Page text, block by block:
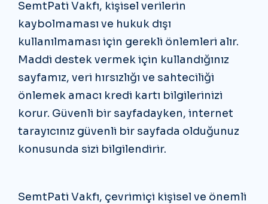
SemtPati Vakfı, kişisel verilerin
kaybolmaması ve hukuk dışı
kullanılmaması için gerekli önlemleri alır.
Maddi destek vermek için kullandığınız
sayfamız, veri hırsızlığı ve sahteciliği
önlemek amacı kredi kartı bilgilerinizi
korur. Güvenli bir sayfadayken, internet
tarayıcınız güvenli bir sayfada olduğunuz
konusunda sizi bilgilendirir.
SemtPati Vakfı, çevrimiçi kişisel ve önemli